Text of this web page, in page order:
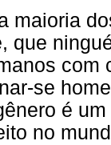
maioria
que
se
é
no